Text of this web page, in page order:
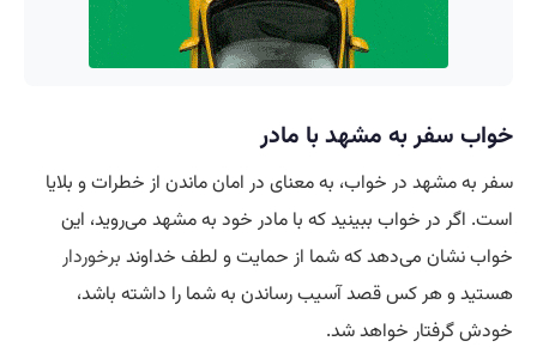
خواب سفر به مشهد با مادر
سفر به مشهد در خواب، به معنای در امان ماندن از خطرات و بلایا
است. اگر در خواب ببینید که با مادر خود به مشهد می‌روید، این
خواب نشان می‌دهد که شما از حمایت و لطف خداوند برخوردار
هستید و هر کس قصد آسیب رساندن به شما را داشته باشد،
خودش گرفتار خواهد شد.